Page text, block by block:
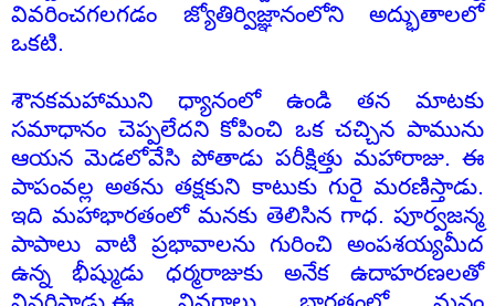
వివరించగలగడం జ్యోతిర్విజ్ఞానంలోని అద్భుతాలలో
ఒకటి.
శౌనకమహాముని ధ్యానంలో ఉండి తన మాటకు
సమాధానం చెప్పలేదని కోపించి ఒక చచ్చిన పామును
ఆయన మెడలోవేసి పోతాడు పరీక్షిత్తు మహారాజు. ఈ
పాపంవల్ల అతను తక్షకుని కాటుకు గురై మరణిస్తాడు.
ఇది మహాభారతంలో మనకు తెలిసిన గాధ. పూర్వజన్మ
పాపాలు వాటి ప్రభావాలను గురించి అంపశయ్యమీద
ఉన్న భీష్ముడు ధర్మరాజుకు అనేక ఉదాహరణలతో